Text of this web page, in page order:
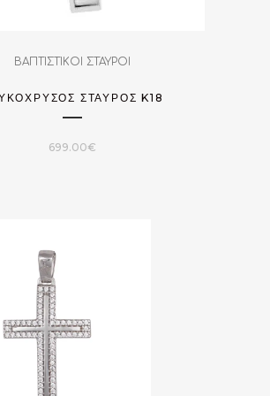
ΒΑΠΤΙΣΤΙΚΟΙ ΣΤΑΥΡΟΙ
ΣΤΑΥΡΟΣ K18
699.00€